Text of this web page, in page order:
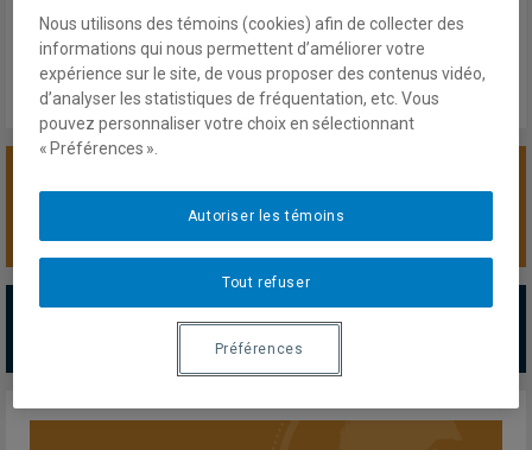
Lien externe
SOUTENIR LA CHAIRE
PARTENAIRES MAJEURS
Nous utilisons des témoins (cookies) afin de collecter des
informations qui nous permettent d’améliorer votre
expérience sur le site, de vous proposer des contenus vidéo,
d’analyser les statistiques de fréquentation, etc. Vous
pouvez personnaliser votre choix en sélectionnant
« Préférences ».
Tout refuser
Autoriser les témoins
Préférences